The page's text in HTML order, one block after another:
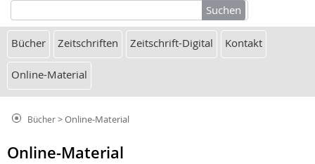
Bücher Zeitschriften Zeitschrift-Digital Kontakt
Online-Material
Bücher> Online-Material
Online-Material